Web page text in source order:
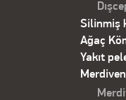
Silinmiş
Ağaç
Yakıt